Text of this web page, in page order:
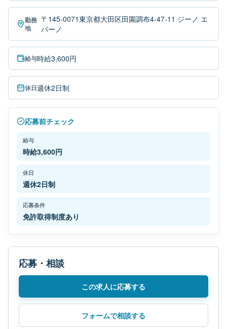
勤務
地
〒145-0071東京都大田区田園調布4-47-11 ジーノ エ
バーノ
給与時給3,600円
休日週休2日制
応募前チェック
給与
時給3,600円
休日
週休2日制
応募条件
免許取得制度あり
応募・相談
この求人に応募する
フォームで相談する